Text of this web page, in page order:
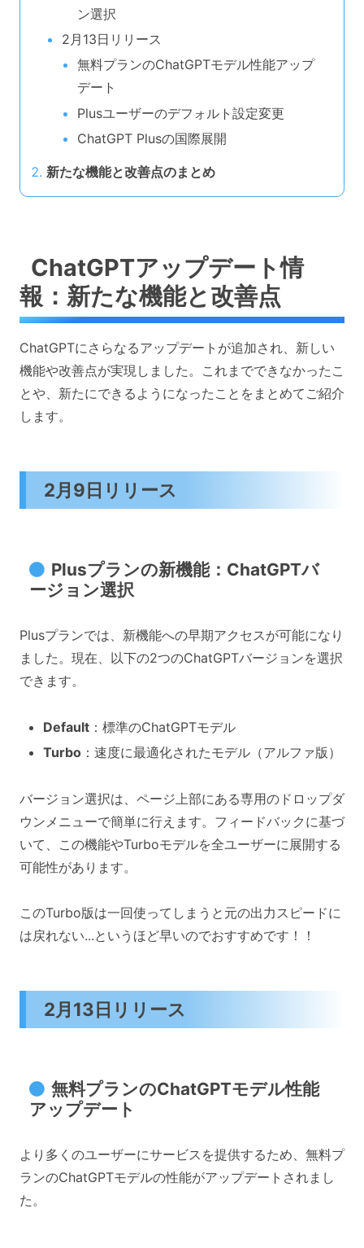
ン選択
2月13日リリース
無料プランのChatGPTモデル性能アップ
デート
Plusユーザーのデフォルト設定変更
ChatGPT Plusの国際展開
新たな機能と改善点のまとめ
ChatGPTアップデート情
報：新たな機能と改善点
ChatGPTにさらなるアップデートが追加され、新しい
機能や改善点が実現しました。これまでできなかったこ
とや、新たにできるようになったことをまとめてご紹介
します。
2月9日リリース
Plusプランの新機能：ChatGPTバ
ージョン選択
Plusプランでは、新機能への早期アクセスが可能になり
ました。現在、以下の2つのChatGPTバージョンを選択
できます。
Default ：標準のChatGPTモデル
Turbo ：速度に最適化されたモデル（アルファ版）
バージョン選択は、ページ上部にある専用のドロップダ
ウンメニューで簡単に行えます。フィードバックに基づ
いて、この機能やTurboモデルを全ユーザーに展開する
可能性があります。
このTurbo版は一回使ってしまうと元の出力スピードに
は戻れない...というほど早いのでおすすめです！！
2月13日リリース
無料プランのChatGPTモデル性能
アップデート
より多くのユーザーにサービスを提供するため、無料プ
ランのChatGPTモデルの性能がアップデートされまし
た。